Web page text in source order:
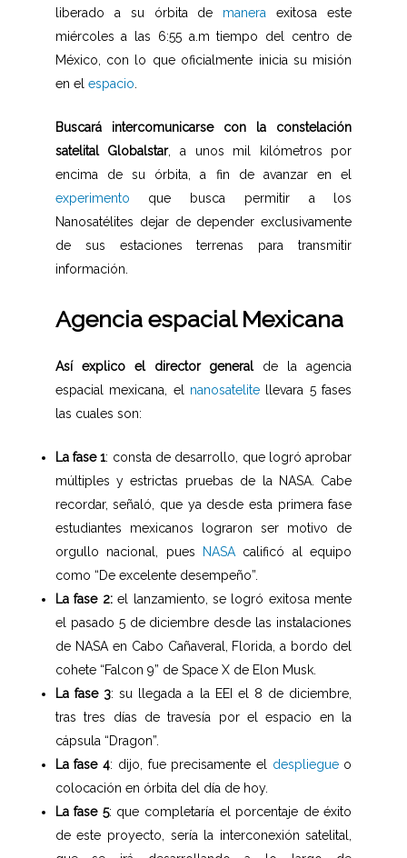
liberado a su órbita de manera exitosa este
miércoles a las 6:55 a.m tiempo del centro de
México, con lo que oficialmente inicia su misión
en el espacio
Buscará intercomunicarse con la constelación
satelital Globalstar, a unos mil kilómetros por
encima de su órbita, a fin de avanzar en el
experimento que busca permitir a los
Nanosatélites dejar de depender exclusivamente
de sus estaciones terrenas para transmitir
información.
Agencia espacial Mexicana
Así explico el director general de la agencia
espacial mexicana, el nanosatelite llevara 5 fases
las cuales son:
La fase 1: consta de desarrollo, que logró aprobar
múltiples y estrictas pruebas de la NASA. Cabe
recordar, señaló, que ya desde esta primera fase
estudiantes mexicanos lograron ser motivo de
orgullo nacional, pues
NASA calificó al equipo
como “De excelente desempeño”.
La fase 2:el lanzamiento, se logró exitosa mente
el pasado 5 de diciembre desde las instalaciones
de NASA en Cabo Cañaveral, Florida, a bordo del
cohete “Falcon 9” de Space X de Elon Musk.
La fase 3: su llegada a la EEI el 8 de diciembre,
tras tres días de travesía por el espacio en la
cápsula “Dragon”.
La fase 4: dijo, fue precisamente el despliegueo
colocación en órbita del día de hoy.
La fase 5: que completaría el porcentaje de éxito
de este proyecto, sería la interconexión satelital,